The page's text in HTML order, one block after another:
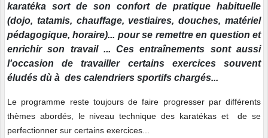
karatéka sort de son confort de pratique habituelle
(dojo, tatamis, chauffage, vestiaires, douches, matériel
pédagogique, horaire)... pour se remettre en question et
enrichir son travail ... Ces entraînements sont aussi
l'occasion de travailler certains exercices souvent
éludés dù à des calendriers sportifs chargés...
Le programme reste toujours de faire progresser par différents
thèmes abordés, le niveau technique des karatékas et de se
perfectionner sur certains exercices...